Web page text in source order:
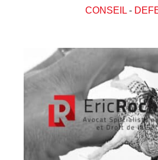
CONSEIL-